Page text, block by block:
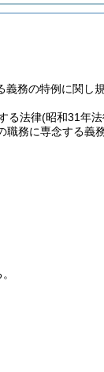
務の特例に関し
る法律(昭和31年
務に専念する義